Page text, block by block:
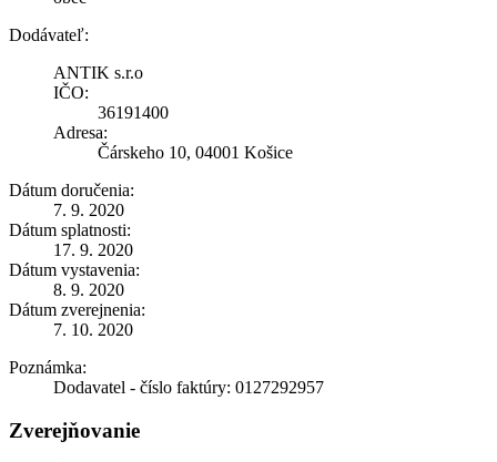
Dodávateľ:
ANTIK s.r.o
IČO:
36191400
Adresa:
Čárskeho 10, 04001 Košice
Dátum doručenia:
7. 9. 2020
Dátum splatnosti:
17. 9. 2020
Dátum vystavenia:
8. 9. 2020
Dátum zverejnenia:
7. 10. 2020
Poznámka:
Dodavatel - číslo faktúry: 0127292957
Zverejňovanie